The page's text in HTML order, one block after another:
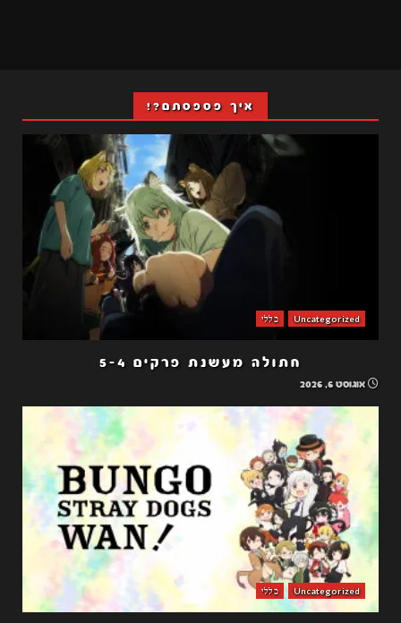
איך פספסתם?!
Uncategorized כללי
חתולה מעשנת פרקים 5-4
אוגוסט 6, 2026
Uncategorized כללי